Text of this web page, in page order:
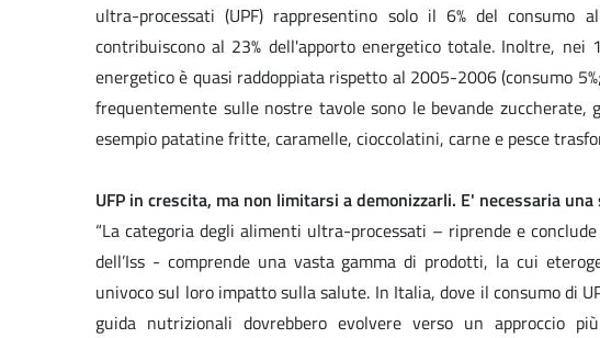
ultra-processati (UPF) rappresentino solo il 6% del
contribuiscono al 23% dell'apporto energetico totale. Inoltre,
energetico è quasi raddoppiata rispetto al 2005-2006 (consumo
frequentemente sulle nostre tavole sono le bevande
esempio patatine fritte, caramelle, cioccolatini, carne e pesce
UFP in crescita, ma non limitarsi a demonizzarli. E' necessaria
“La categoria degli alimenti ultra-processati – riprende e
dell’Iss - comprende una vasta gamma di prodotti, la cui
univoco sul loro impatto sulla salute. In Italia, dove il consumo di
guida nutrizionali dovrebbero evolvere verso un